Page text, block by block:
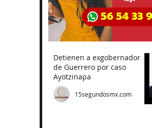
Detienen a exgobernador
de Guerrero por caso
Ayotzinapa
15segundosmx.com